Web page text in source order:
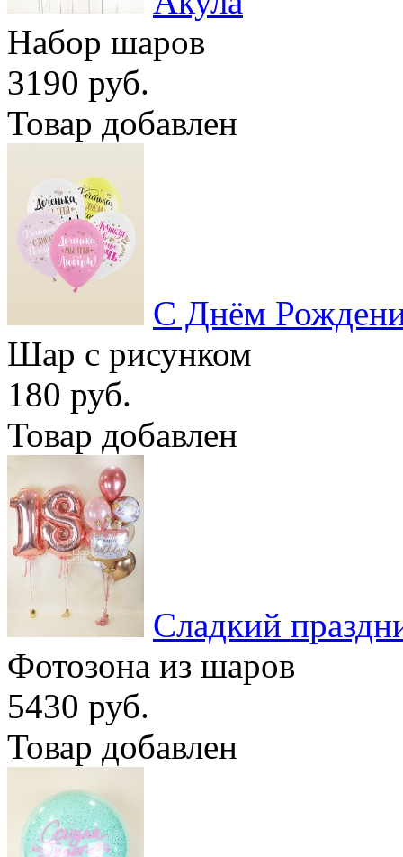
Набор шаров
3190 руб.
Товар добавлен
С Днём
Шар с рисунком
180 руб.
Товар добавлен
Сладкий
Фотозона из шаров
5430 руб.
Товар добавлен